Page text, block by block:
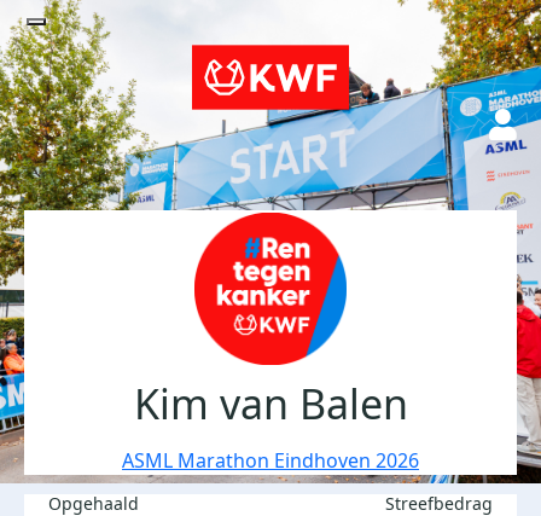
Kim van Balen
ASML Marathon Eindhoven 2026
Opgehaald Streefbedrag